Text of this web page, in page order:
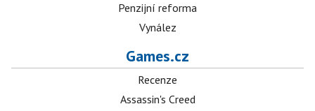
Penzijní reforma
Vynález
Games.cz
Recenze
Assassin's Creed